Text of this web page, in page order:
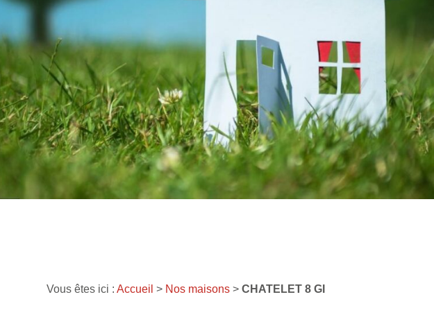
Vous êtes ici :Accueil > Nos maisons >CHATELET 8 GI